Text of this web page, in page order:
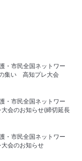
・市民全国ネットワー
集い 高知プレ大会
・市民全国ネットワー
会のお知らせ(締切延長
・市民全国ネットワー
会のお知らせ